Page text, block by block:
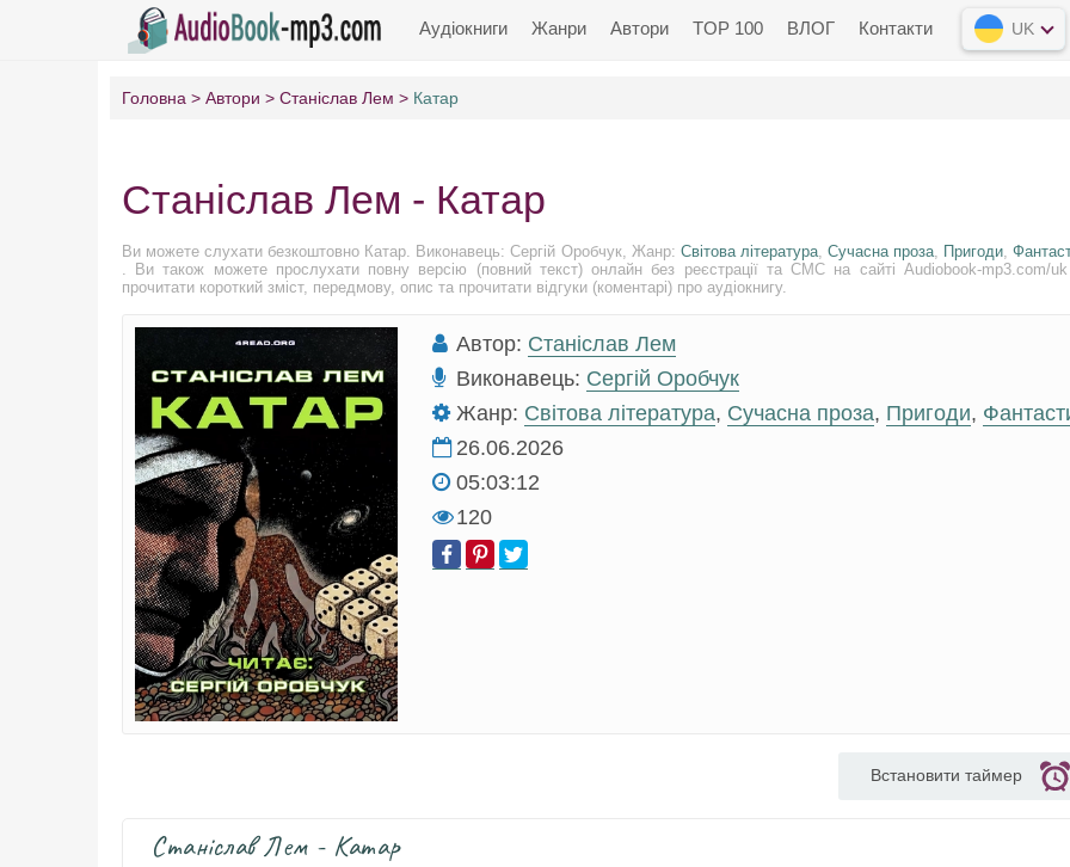
Аудіокниги Жанри Автори TOP 100 ВЛОГ Контакти UK
Головна Автори Станіслав Лем Катар
Станіслав Лем - Катар
Ви можете слухати безкоштовно Катар. Виконавець: Сергій Оробчук, Жанр: Світова література, Сучасна проза, Пригоди,
. Ви також можете прослухати повну версію (повний текст) онлайн без реєстрації та СМС на сайті Audiobook-mp3.com/
прочитати короткий зміст, передмову, опис та прочитати відгуки (коментарі) про аудіокнигу.
Автор: Станіслав Лем
Виконавець: Сергій Оробчук
Жанр: Світова література, Сучасна проза, Пригоди,
26.06.2026
05:03:12
120
Встановити таймер
Станіслав Лем - Катар